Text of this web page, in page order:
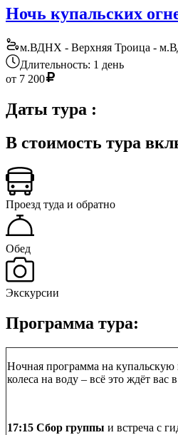
Ночь купальских
м.ВДНХ - Верхняя Троица -
Длительность: 1 день
от 7 200
Даты тура :
В стоимость тура
Проезд туда и обратно
Обед
Экскурсии
Программа тура:
Ночная программа на купальскую
колеса на воду – всё это ждёт
17:15 Сбор группы и встреча с